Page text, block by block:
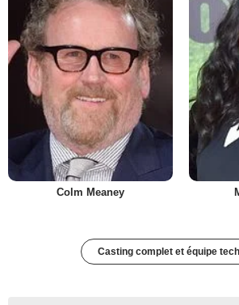
Colm Meaney
Casting complet et équipe